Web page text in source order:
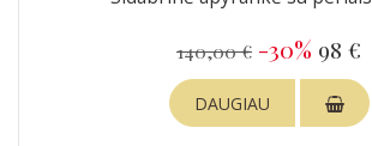
140,00 € -30% 98 €
DAUGIAU